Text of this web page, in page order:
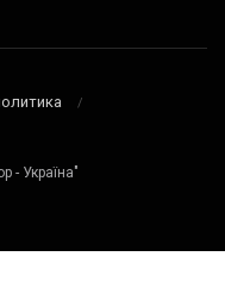
- Україна"